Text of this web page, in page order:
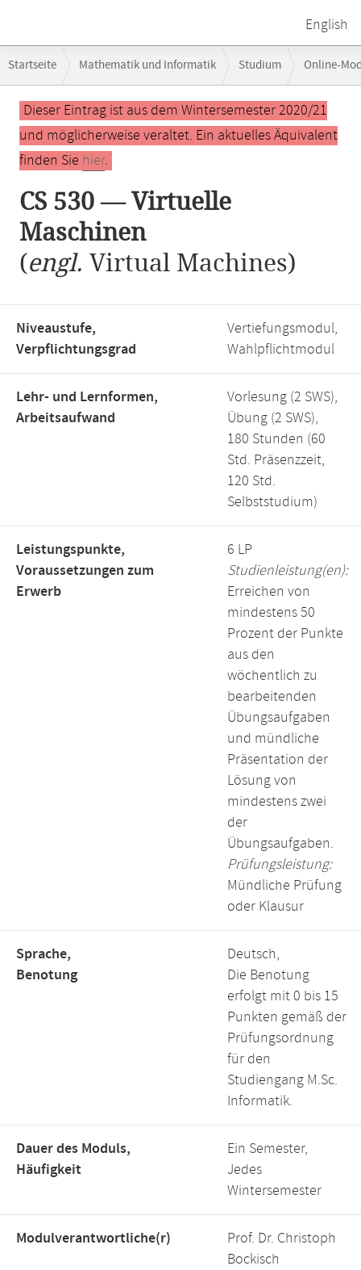
English
Navigation
Startseite Mathematik und Informatik Studium Online-
Hauptinhalt
Dieser Eintrag ist aus dem Wintersemester 2020/21
und möglicherweise veraltet. Ein aktuelles Äquivalent
finden Sie hier.
CS 530 — Virtuelle
Maschinen
(engl. Virtual Machines)
Niveaustufe,
Verpflichtungsgrad
Vertiefungsmodul,
Wahlpflichtmodul
Lehr- und Lernformen,
Arbeitsaufwand
Vorlesung (2 SWS),
Übung (2 SWS),
180 Stunden (60
Std. Präsenzzeit,
120 Std.
Selbststudium)
Leistungspunkte,
Voraussetzungen zum
Erwerb
6 LP
Studienleistung(en):
Erreichen von
mindestens 50
Prozent der Punkte
aus den
wöchentlich zu
bearbeitenden
Übungsaufgaben
und mündliche
Präsentation der
Lösung von
mindestens zwei
der
Übungsaufgaben.
Prüfungsleistung:
Mündliche Prüfung
oder Klausur
Sprache,
Benotung
Deutsch,
Die Benotung
erfolgt mit 0 bis 15
Punkten gemäß der
Prüfungsordnung
für den
Studiengang M.Sc.
Informatik.
Dauer des Moduls,
Häufigkeit
Ein Semester,
Jedes
Wintersemester
Modulverantwortliche(r)
Prof. Dr. Christoph
Bockisch